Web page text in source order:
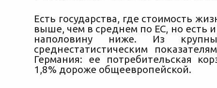
Есть государства, где стоимость
выше, чем в среднем по ЕС, но есть
наполовину ниже. Из
среднестатистическим
Германия: ее потребительская
1,8% дороже общеевропейской.